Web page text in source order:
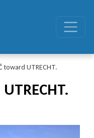
toward UTRECHT.